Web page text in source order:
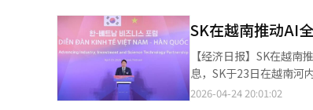
计划围绕数据中心DBO和海外AX业务扩大业务范围
步拓宽了AI计算基础设
扩大至230MW，并在2031年将包
AI数据中心的建设，以
计划在北美扩大制造AX
化、安全和保障等多方
为目标，重新启动了第
国产品的依赖，连接国
奠定基础。其次，推进
通信网络、系统集成（
务。”SKT称，其电话通
院，介绍了结合自有大
内存的国产AI芯片，具
技部信息通信政策室长
AI芯片快速进入市场。
SK在越南推动AI
【经济日报】SK在越
息，SK于23日在越南河
建设的合作备忘录（
2026-04-24 20:01:02